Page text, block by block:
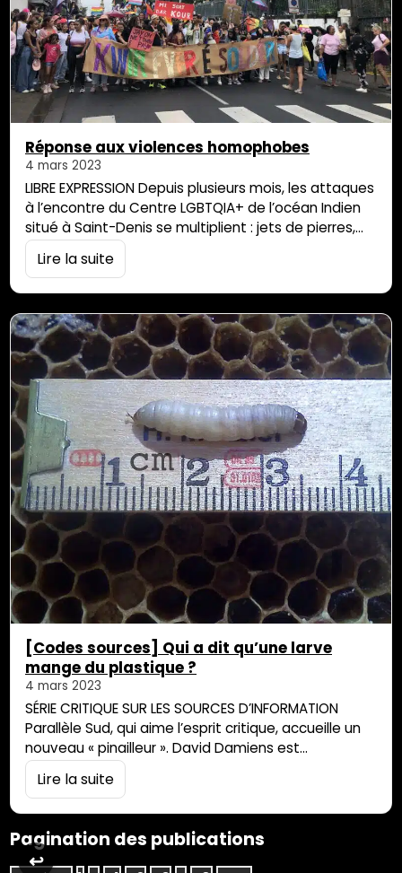
Réponse aux violences homophobes
4 mars 2023
LIBRE EXPRESSION Depuis plusieurs mois, les attaques
à l’encontre du Centre LGBTQIA+ de l’océan Indien
situé à Saint-Denis se multiplient : jets de pierres,
cambriolage, insultes homophobes, vandalisme…
Pour finalement atteindre un point de non-retour
Le Centre LGBTQIA+ à Saint-Denis est le […]
Lire la suite
[Codes sources] Qui a dit qu’une larve
mange du plastique ?
4 mars 2023
SÉRIE CRITIQUE SUR LES SOURCES D’INFORMATION
Parallèle Sud, qui aime l’esprit critique, accueille un
nouveau « pinailleur ». David Damiens est
scientifique et se propose d’aider les visiteurs de sa
chaîne Youtube à trouver leur chemin dans la
et sur les réseaux sociaux. Dans cette première
vidéo, on cherche les sources d’un article de la […]
Lire la suite
Pagination des publications
↩︎